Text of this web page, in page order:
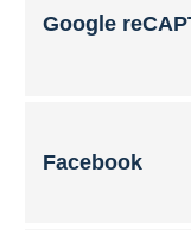
Google
Facebook